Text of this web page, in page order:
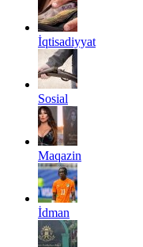
İqtisadiyyat
Sosial
Maqazin
İdman